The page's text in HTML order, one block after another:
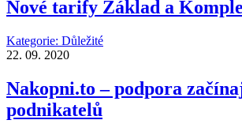
Nové tarify Základ a
Kategorie: Důležité
22. 09. 2020
Nakopni.to – podpora
podnikatelů